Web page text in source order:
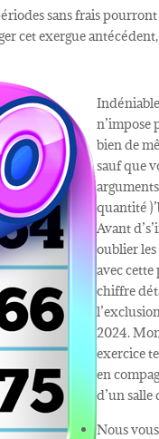
sans frais
cet exergue antécédent,
n’impose
bien de
sauf que
quantité
Avant
oublier
avec
chiffre
2024.
exercice
en
d’un salle
Nous